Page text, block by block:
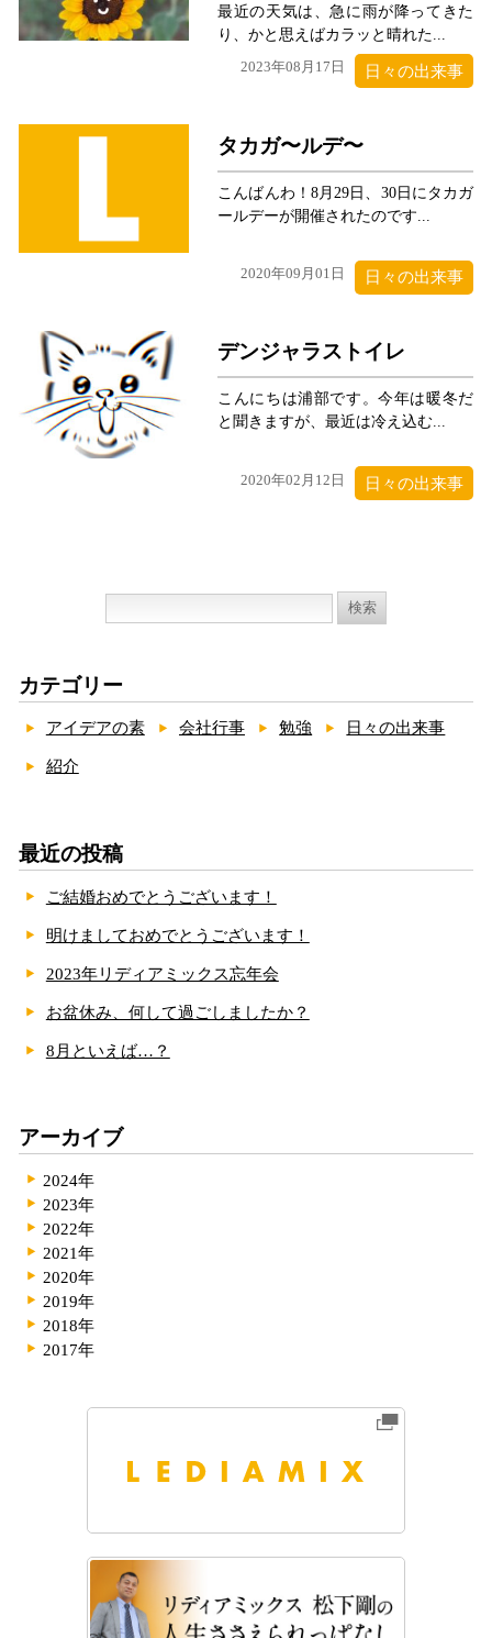
最近の天気は、急に雨が降ってきた
り、かと思えばカラッと晴れた...
2023年08月17日 日々の出来事
タカガ〜ルデ〜
こんばんわ！8月29日、30日にタカガ
ールデーが開催されたのです...
2020年09月01日 日々の出来事
デンジャラストイレ
こんにちは浦部です。今年は暖冬だ
と聞きますが、最近は冷え込む...
2020年02月12日 日々の出来事
検
カテゴリー
アイデアの素 会社行事 勉強 日々の出来事
紹介
最近の投稿
ご結婚おめでとうございます！
明けましておめでとうございます！
2023年リディアミックス忘年会
お盆休み、何して過ごしましたか？
8月といえば…？
アーカイブ
2024年
2023年
2022年
2021年
2020年
2019年
2018年
2017年